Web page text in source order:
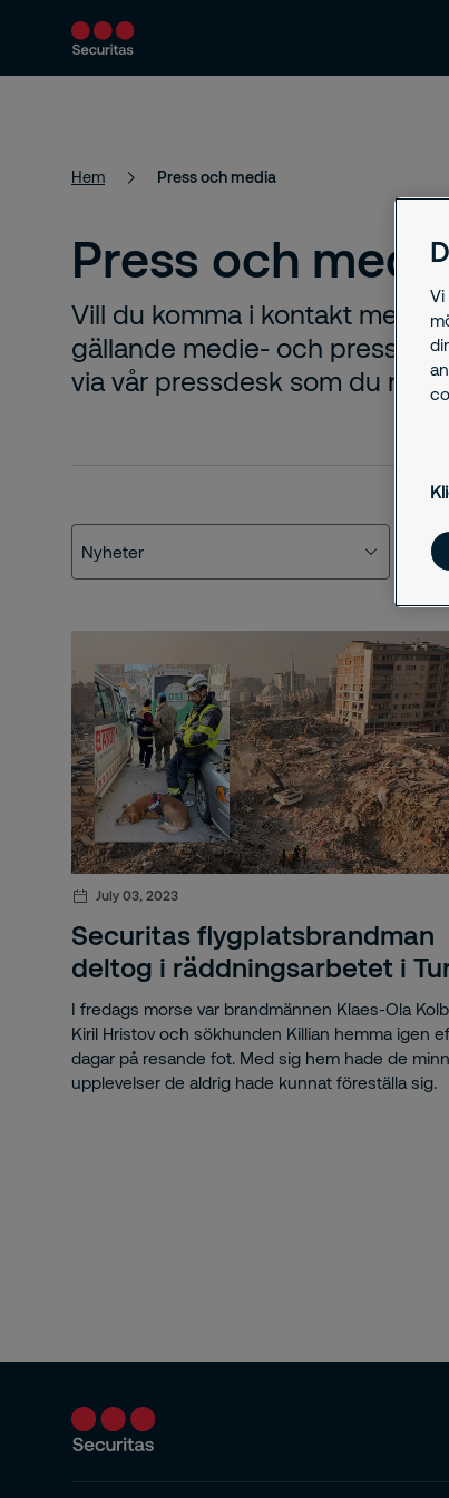
Produkter och tjänster
Hem Press och media
Press och
Vill du komma i kontakt med
gällande medie- och
via vår pressdesk som du når
Nyheter
Nyheter
Nyheter
July 03, 2023
Securitas flygplatsbrandman
deltog i räddningsarbetet i
I fredags morse var brandmännen Klaes-Ola
Kiril Hristov och sökhunden Killian hemma igen
dagar på resande fot. Med sig hem hade de
upplevelser de aldrig hade kunnat föreställa sig.
Vi